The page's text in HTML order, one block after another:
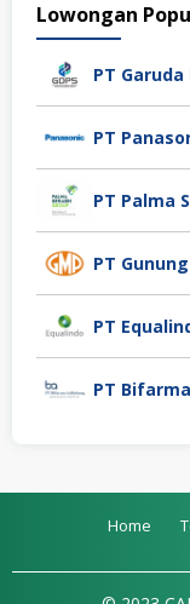
Lowongan
PT
PT
PT Palma
PT
PT
Home